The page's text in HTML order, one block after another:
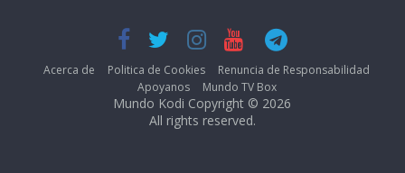
Acerca de Politica de Cookies
Renuncia de Responsabilidad
Apoyanos
Mundo TV Box
Mundo Kodi Copyright © 2026
All rights reserved.